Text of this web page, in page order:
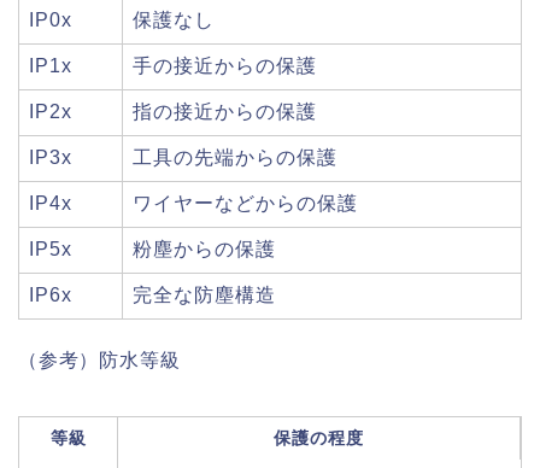
IP0x 保護なし
IP1x 手の接近からの保護
IP2x 指の接近からの保護
IP3x 工具の先端からの保護
IP4x ワイヤーなどからの保護
IP5x 粉塵からの保護
IP6x 完全な防塵構造
（参考）防水等級
等級 保護の程度